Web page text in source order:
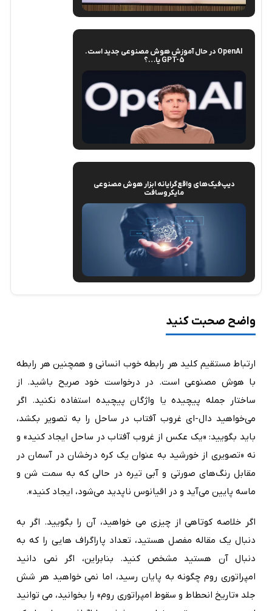
OpenAI در حال آموزش هوش مصنوعی جدید است.
GPT-5 یا…؟
دیپ‌فیک‌های واقع‌گرایانه ابزار هوش مصنوعی
مایکروسافت
واضح صحبت کنید
ارتباط مستقیم کلید هر رابطه خوب انسانی و همچنین هر رابطه
با هوش مصنوعی است. در درخواست خود صریح باشید. از
ساختار جمله پیچیده یا واژگان پیچیده استفاده نکنید. اگر
می‌خواهید دال-ای غروب آفتاب در ساحل را به تصویر بکشد،
باید بگویید: «یک عکس از غروب آفتاب در ساحل ایجاد کنید» و
نه «تصویری از خورشید به عنوان یک کره درخشان در آسمان در
مقابل رنگ‌های صورتی و آبی تیره در حالی که به سمت شن و
ماسه پایین می‌آید و در اقیانوس ناپدید می‌شود، ایجاد کنید».
اگر خلاصه کوتاهی از چیزی می خواهید، آن را بگویید. اگر به
دنبال یک مقاله مفصل هستید، تعداد پاراگراف هایی را که به
دنبال آن هستید مشخص کنید. بنابراین، اگر نمی دانید
امپراتوری روم چگونه به پایان رسید، اما نمی خواهید هر شش
جلد «تاریخ انحطاط و سقوط امپراتوری روم» را بخوانید، می توانید